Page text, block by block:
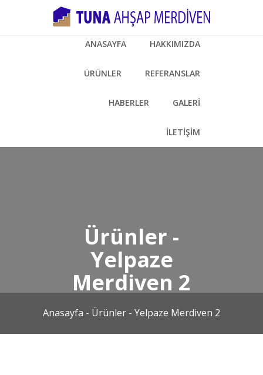
ANASAYFA HAKKIMIZDA
ÜRÜNLER REFERANSLAR
HABERLER GALERİ
İLETİŞİM
Ürünler -
Yelpaze
Merdiven 2
Anasayfa - Ürünler - Yelpaze Merdiven 2